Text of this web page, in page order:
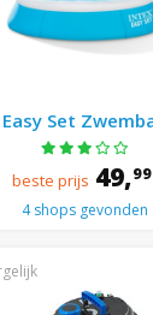
Set
X 51 Cm - Blauw
beste prijs 49,99
4 shops gevonden